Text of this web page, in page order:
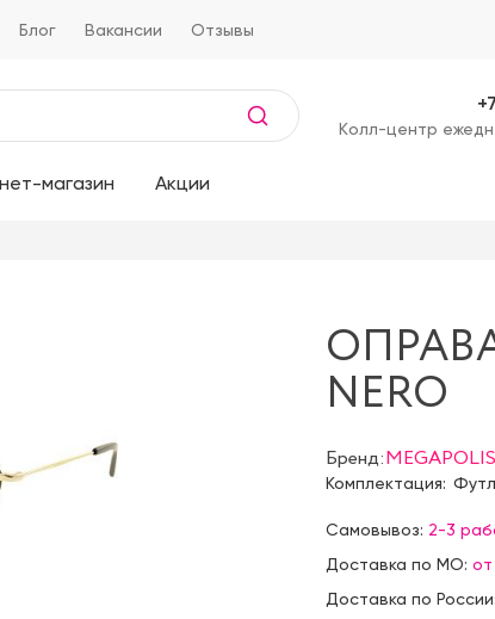
Блог Вакансии Отзывы
Kолл-центр
магазин Акции
ОПРАВА
NERO
Бренд:MEGAPOLIS
Комплектация:
Самовывоз: 2-3
Доставка по МО:
Доставка по России: